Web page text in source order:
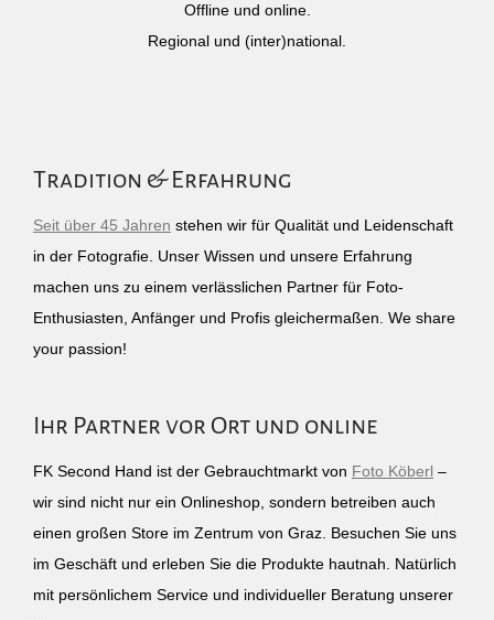
Offline und online.
Regional und (inter)national.
Tradition & Erfahrung
Seit über 45 Jahren stehen wir für Qualität und Leidenschaft
in der Fotografie. Unser Wissen und unsere Erfahrung
machen uns zu einem verlässlichen Partner für Foto-
Enthusiasten, Anfänger und Profis gleichermaßen. We share
your passion!
Ihr Partner vor Ort und online
FK Second Hand ist der Gebrauchtmarkt von Foto Köberl –
wir sind nicht nur ein Onlineshop, sondern betreiben auch
einen großen Store im Zentrum von Graz. Besuchen Sie uns
im Geschäft und erleben Sie die Produkte hautnah. Natürlich
mit persönlichem Service und individueller Beratung unserer